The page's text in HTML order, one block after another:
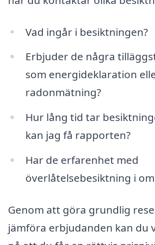
Vad ingår i besiktningen?
Erbjuder de några
som energideklaration
radonmätning?
Hur lång tid tar
kan jag få rapporten?
Har de erfarenhet med
överlåtelsebesiktning i
Genom att göra grundlig
jämföra erbjudanden kan du